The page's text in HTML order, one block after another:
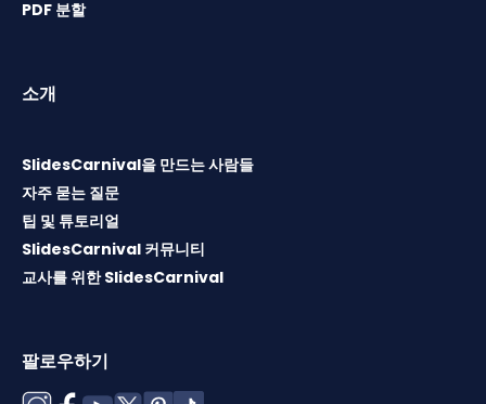
PDF 분할
소개
SlidesCarnival을 만드는 사람들
자주 묻는 질문
팁 및 튜토리얼
SlidesCarnival 커뮤니티
교사를 위한 SlidesCarnival
팔로우하기